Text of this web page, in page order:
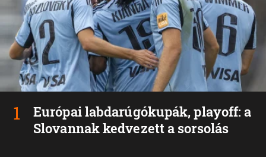
Európai labdarúgókupák, playoff: a
Slovannak kedvezett a sorsolás